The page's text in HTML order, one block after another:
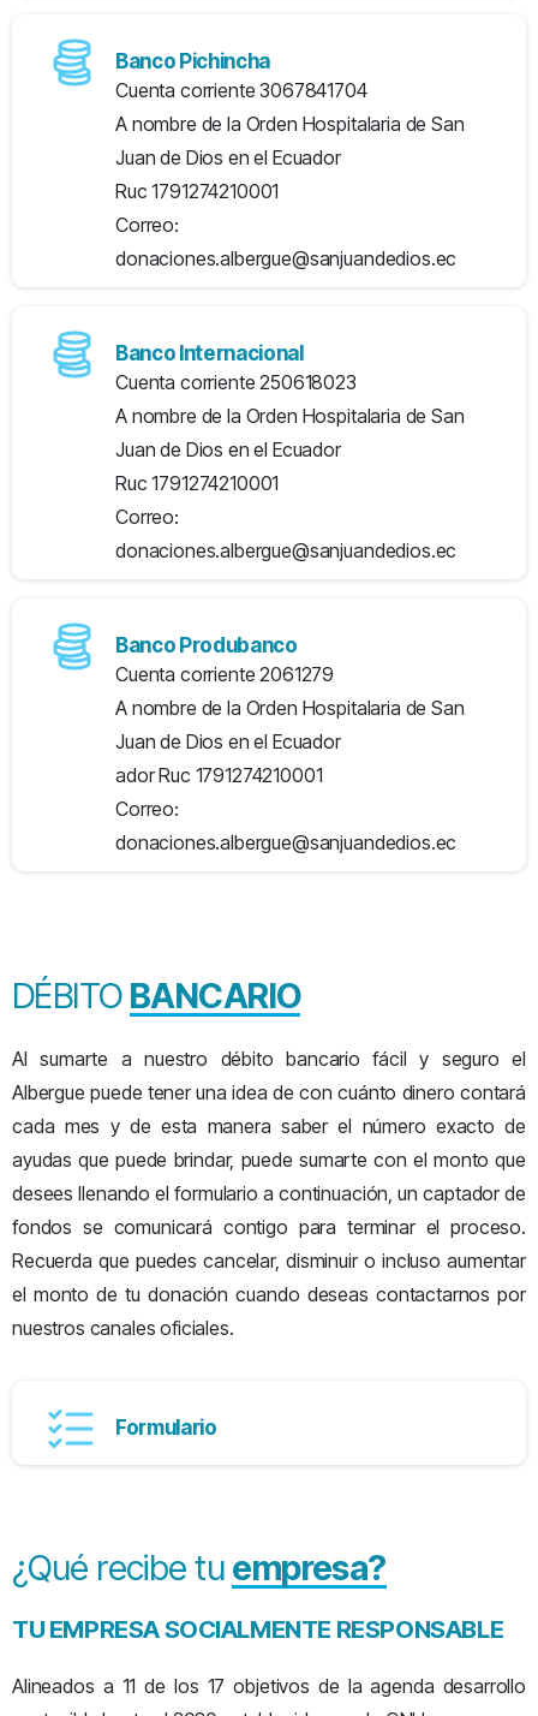
Banco Pichincha
Cuenta corriente 3067841704
A nombre de la Orden Hospitalaria de San
Juan de Dios en el Ecuador
Ruc 1791274210001
Correo:
donaciones.albergue@sanjuandedios.ec
Banco Internacional
Cuenta corriente 250618023
A nombre de la Orden Hospitalaria de San
Juan de Dios en el Ecuador
Ruc 1791274210001
Correo:
donaciones.albergue@sanjuandedios.ec
Banco Produbanco
Cuenta corriente 2061279
A nombre de la Orden Hospitalaria de San
Juan de Dios en el Ecuador
ador Ruc 1791274210001
Correo:
donaciones.albergue@sanjuandedios.ec
DÉBITO BANCARIO
Al sumarte a nuestro débito bancario fácil y seguro el
Albergue puede tener una idea de con cuánto dinero contará
cada mes y de esta manera saber el número exacto de
ayudas que puede brindar, puede sumarte con el monto que
desees llenando el formulario a continuación, un captador de
fondos se comunicará contigo para terminar el proceso.
Recuerda que puedes cancelar, disminuir o incluso aumentar
el monto de tu donación cuando deseas contactarnos por
nuestros canales oficiales.
Formulario
¿Qué recibe tu empresa?
TU EMPRESA SOCIALMENTE RESPONSABLE
Alineados a 11 de los 17 objetivos de la agenda desarrollo